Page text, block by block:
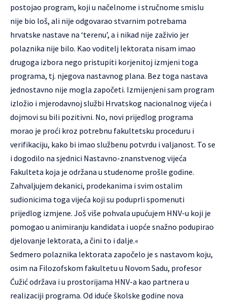
postojao program, koji u načelnome i stručnome smislu
nije bio loš, ali nije odgovarao stvarnim potrebama
hrvatske nastave na ‘terenu’, a i nikad nije zaživio jer
polaznika nije bilo. Kao voditelj lektorata nisam imao
drugoga izbora nego pristupiti korjenitoj izmjeni toga
programa, tj. njegova nastavnog plana. Bez toga nastava
jednostavno nije mogla započeti. Izmijenjeni sam program
izložio i mjerodavnoj službi Hrvatskog nacionalnog vijeća i
dojmovi su bili pozitivni. No, novi prijedlog programa
morao je proći kroz potrebnu fakultetsku proceduru i
verifikaciju, kako bi imao službenu potvrdu i valjanost. To se
i dogodilo na sjednici Nastavno-znanstvenog vijeća
Fakulteta koja je održana u studenome prošle godine.
Zahvaljujem dekanici, prodekanima i svim ostalim
sudionicima toga vijeća koji su poduprli spomenuti
prijedlog izmjene. Još više pohvala upućujem HNV-u koji je
pomogao u animiranju kandidata i uopće snažno podupirao
djelovanje lektorata, a čini to i dalje.«
Sedmero polaznika lektorata započelo je s nastavom koju,
osim na Filozofskom fakultetu u Novom Sadu, profesor
Ćužić održava i u prostorijama HNV-a kao partnera u
realizaciji programa. Od iduće školske godine nova